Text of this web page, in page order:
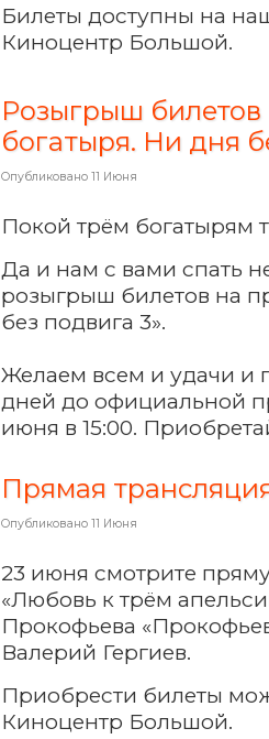
Билеты доступны на
Киноцентр Большой.
Розыгрыш билетов
богатыря. Ни дня
Опубликовано 11 Июня
Покой трём богатырям
Да и нам с вами спать
розыгрыш билетов на
без подвига 3».
Желаем всем и удачи и
дней до официальной
июня в 15:00.
Прямая
Опубликовано 11 Июня
23 июня смотрите
«Любовь к трём
Прокофьева
Валерий Гергиев.
Приобрести билеты
Киноцентр Большой.